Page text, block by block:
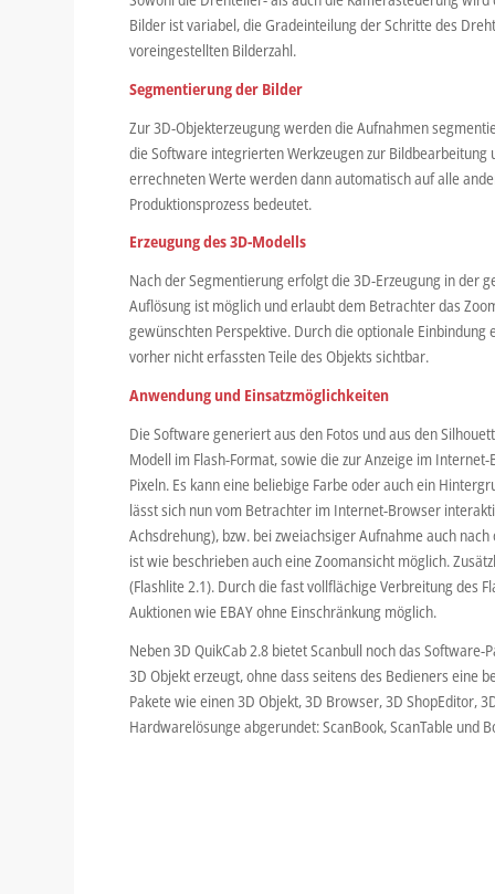
Bilder ist variabel, die Gradeinteilung der Schritte des
voreingestellten Bilderzahl.
Segmentierung der Bilder
Zur 3D-Objekterzeugung werden die Aufnahmen
die Software integrierten Werkzeugen zur
errechneten Werte werden dann automatisch auf alle
Produktionsprozess bedeutet.
Erzeugung des 3D-Modells
Nach der Segmentierung erfolgt die 3D-Erzeugung in der
Auflösung ist möglich und erlaubt dem Betrachter das
gewünschten Perspektive. Durch die optionale
vorher nicht erfassten Teile des Objekts sichtbar.
Anwendung und Einsatzmöglichkeiten
Die Software generiert aus den Fotos und aus den
Modell im Flash-Format, sowie die zur Anzeige im
Pixeln. Es kann eine beliebige Farbe oder auch ein
lässt sich nun vom Betrachter im Internet-Browser
Achsdrehung), bzw. bei zweiachsiger Aufnahme auch
ist wie beschrieben auch eine Zoomansicht möglich.
(Flashlite 2.1). Durch die fast vollflächige Verbreitung des
Auktionen wie EBAY ohne Einschränkung möglich.
Neben 3D QuikCab 2.8 bietet Scanbull noch das
3D Objekt erzeugt, ohne dass seitens des Bedieners eine
Pakete wie einen 3D Objekt, 3D Browser, 3D ShopEditor,
Hardwarelösunge abgerundet: ScanBook, ScanTable und